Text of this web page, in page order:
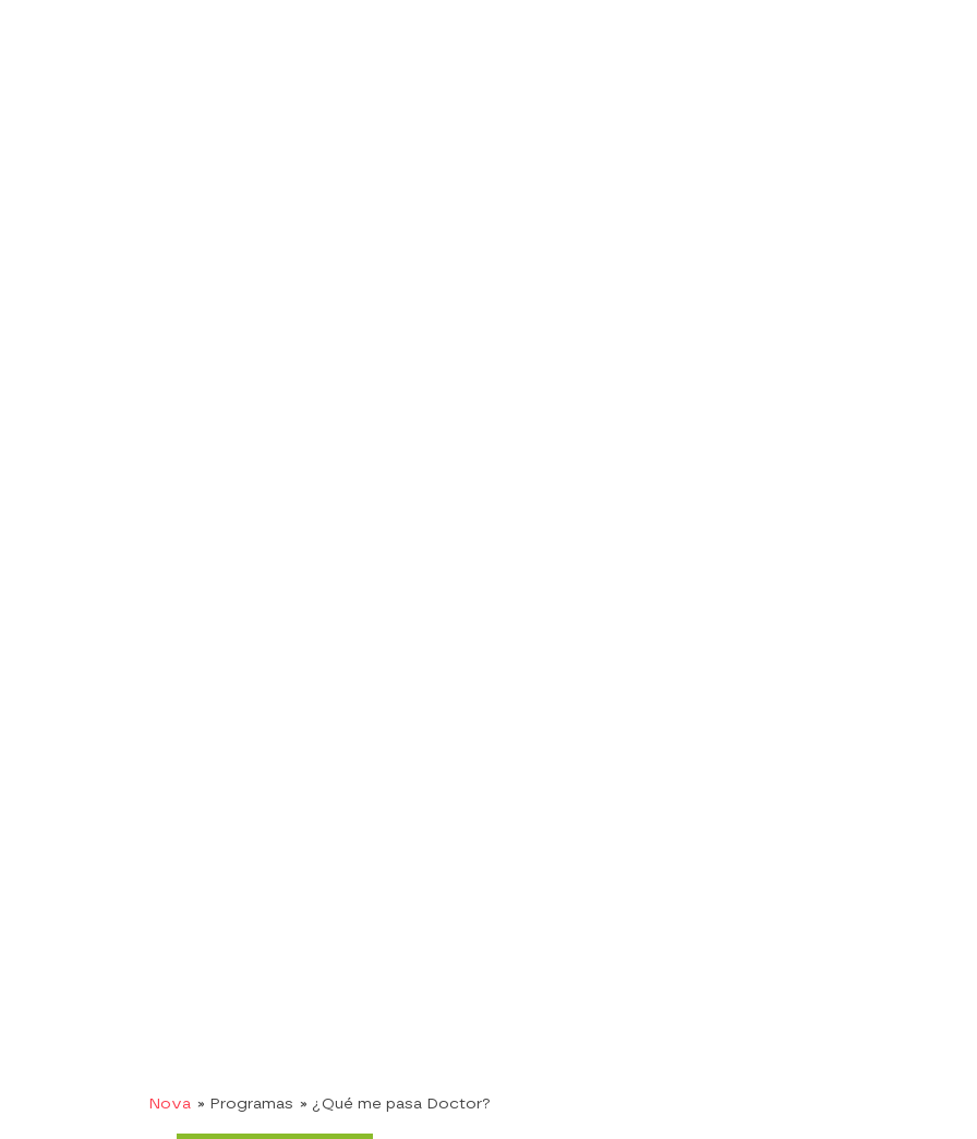
Nova » Programas » ¿Qué me pasa Doctor?